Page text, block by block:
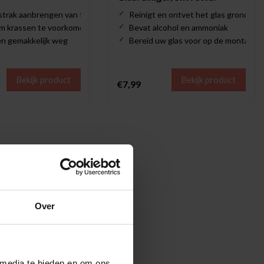
Over
aanbrengen van folie
krassen te voorkomen
gemakkelijk weg
Bekijk product
Reinigt en ontvet het glas grondig
Bevat alcohol en ammoniak
Bereid uw glas voor op de montage
€7,99 Bekijk product